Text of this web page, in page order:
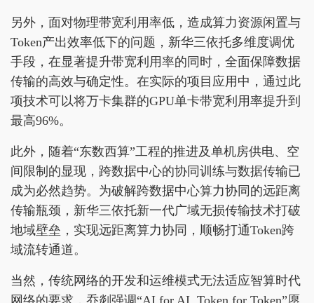
另外，面对物理带宽利用率低，造成算力资源闲置与
Token产出效率低下的问题，新华三依托多维度调优
手段，在显著提升带宽利用率的同时，全面保障数据
传输的高效与确定性。在实际的项目应用中，通过此
项技术可以将万卡集群的GPU单卡带宽利用率提升到
最高96%。
此外，随着“东数西算”工程的推进及单机房供电、空
间限制的显现，跨数据中心的协同训练与数据传输已
成为必然趋势。为破解跨数据中心算力协同的远距离
传输瓶颈，新华三依托新一代广域无损传输技术打破
地域壁垒，实现远距离算力协同，顺畅打通Token跨
域流转通道。
当然，传统网络的开发和运维模式无法适应智算时代